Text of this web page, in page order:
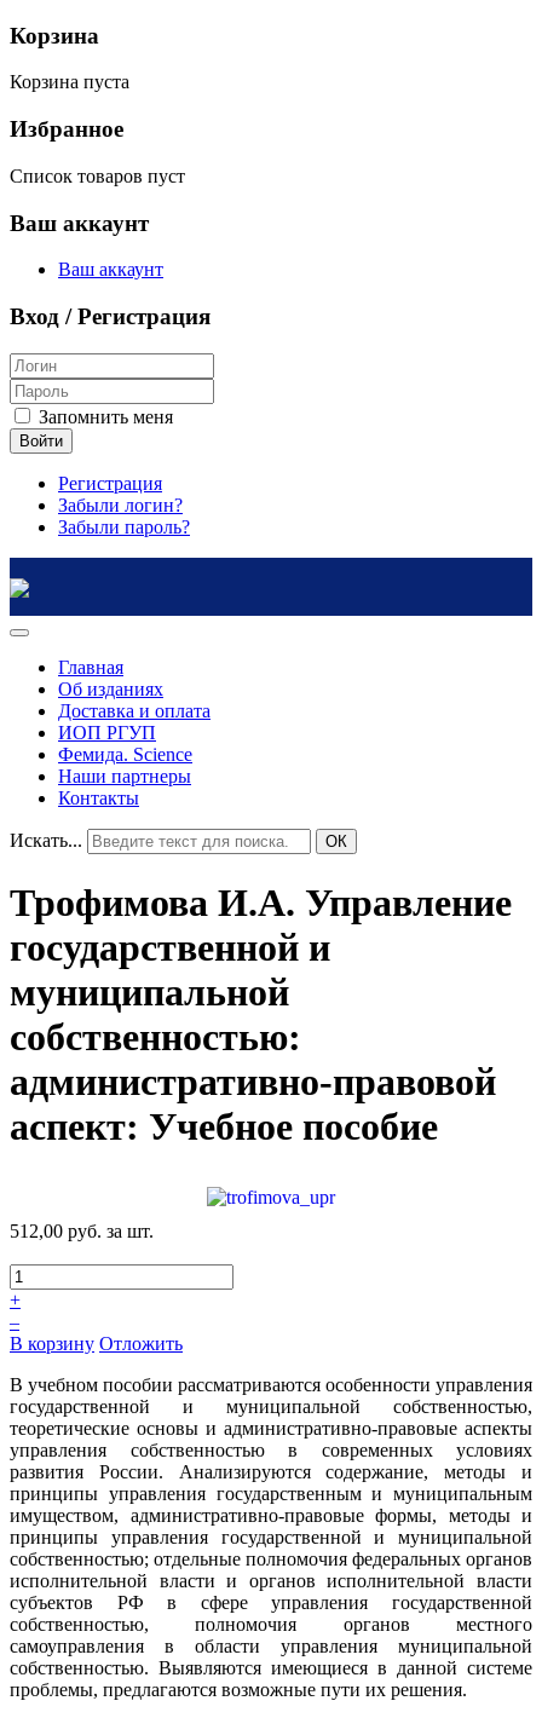
Корзина
Корзина пуста
Избранное
Список товаров пуст
Ваш аккаунт
Ваш аккаунт
Вход / Регистрация
Запомнить меня
Войти
Регистрация
Забыли логин?
Забыли пароль?
Главная
Об изданиях
Доставка и оплата
ИОП РГУП
Фемида. Science
Наши партнеры
Контакты
Искать... ОК
Трофимова И.А. Управление
государственной и
муниципальной
собственностью:
административно-правовой
аспект: Учебное пособие
512,00 руб. за шт.
+
–
В корзину Отложить
В учебном пособии рассматриваются особенности управления
государственной и муниципальной собственностью,
теоретические основы и административно-правовые аспекты
управления собственностью в современных условиях
развития России. Анализируются содержание, методы и
принципы управления государственным и муниципальным
имуществом, административно-правовые формы, методы и
принципы управления государственной и муниципальной
собственностью; отдельные полномочия федеральных органов
исполнительной власти и органов исполнительной власти
субъектов РФ в сфере управления государственной
собственностью, полномочия органов местного
самоуправления в области управления муниципальной
собственностью. Выявляются имеющиеся в данной системе
проблемы, предлагаются возможные пути их решения.